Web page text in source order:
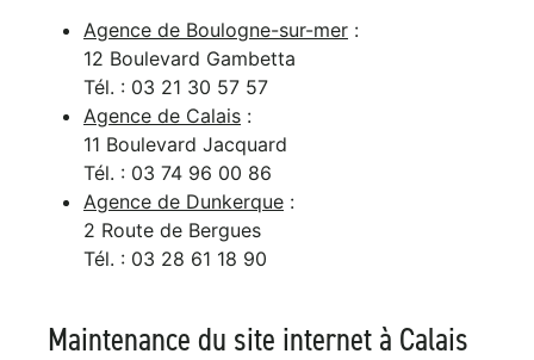
Agence de Boulogne-sur-mer :
12 Boulevard Gambetta
Tél. : 03 21 30 57 57
Agence de Calais :
11 Boulevard Jacquard
Tél. : 03 74 96 00 86
Agence de Dunkerque :
2 Route de Bergues
Tél. : 03 28 61 18 90
Maintenance du site internet à Calais